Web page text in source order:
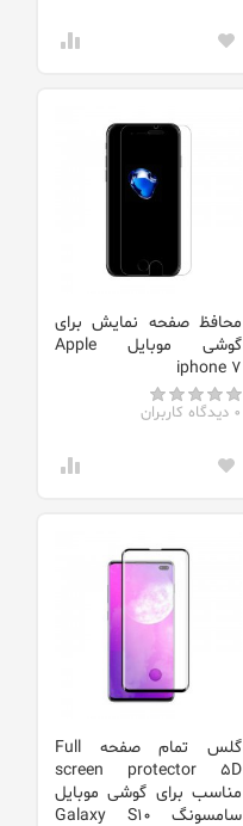
محافظ صفحه نمایش برای
گوشی موبایل Apple
iphone 7
0 دیدگاه کاربران
گلس تمام صفحه Full
screen protector 5D
مناسب برای گوشی موبایل
سامسونگ Galaxy S10